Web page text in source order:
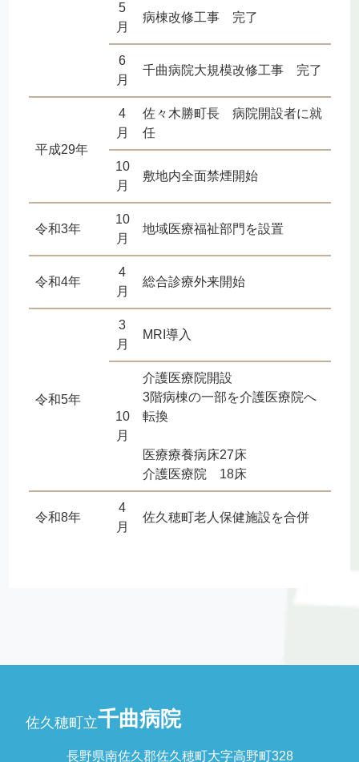
5
月
病棟改修工事 完了
6
月
千曲病院大規模改修工事 完了
平成29年
4
月
佐々木勝町長 病院開設者に就
任
10
月
敷地内全面禁煙開始
令和3年
10
月
地域医療福祉部門を設置
令和4年
4
月
総合診療外来開始
令和5年
3
月
MRI導入
10
月
介護医療院開設
3階病棟の一部を介護医療院へ
転換
医療療養病床27床
介護医療院 18床
令和8年
4
月
佐久穂町老人保健施設を合併
佐久穂町立千曲病院
長野県南佐久郡佐久穂町大字高野町328